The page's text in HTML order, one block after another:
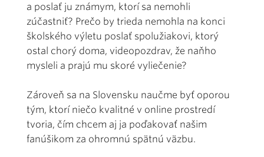
a poslať ju známym, ktorí sa nemohli
zúčastniť? Prečo by trieda nemohla na konci
školského výletu poslať spolužiakovi, ktorý
ostal chorý doma, videopozdrav, že naňho
mysleli a prajú mu skoré vyliečenie?
Zároveň sa na Slovensku naučme byť oporou
tým, ktorí niečo kvalitné v online prostredí
tvoria, čím chcem aj ja poďakovať našim
fanúšikom za ohromnú spätnú väzbu.